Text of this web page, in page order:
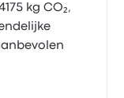
kg CO₂,